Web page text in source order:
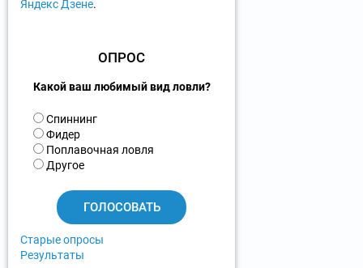
Яндекс Дзене.
ОПРОС
Какой ваш любимый вид ловли?
В
а
р
и
Спиннинг
Фидер
Поплавочная ловля
Другое
Старые опросы
Результаты